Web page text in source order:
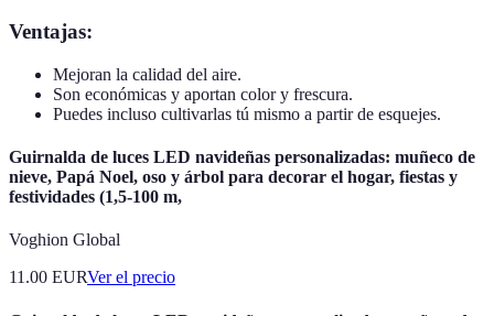
Ventajas:
Mejoran la calidad del aire.
Son económicas y aportan color y frescura.
Puedes incluso cultivarlas tú mismo a partir de esquejes.
Guirnalda de luces LED navideñas personalizadas: muñeco de
nieve, Papá Noel, oso y árbol para decorar el hogar, fiestas y
festividades (1,5-100 m,
Voghion Global
11.00 EURVer el precio